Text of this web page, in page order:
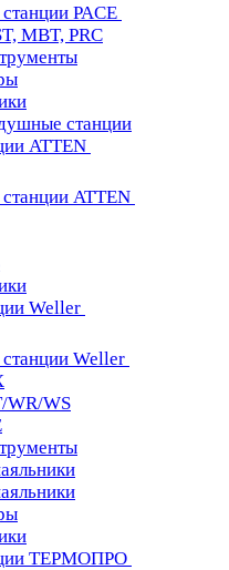
PACE
MBT, PRC
станции
ATTEN
ATTEN
Weller
Weller
WR/WS
ТЕРМОПРО